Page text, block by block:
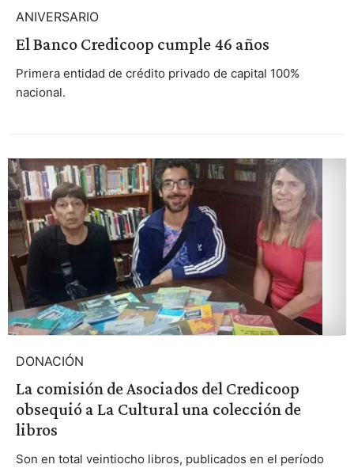
ANIVERSARIO
El Banco Credicoop cumple 46 años
Primera entidad de crédito privado de capital 100%
nacional.
DONACIÓN
La comisión de Asociados del Credicoop
obsequió a La Cultural una colección de
libros
Son en total veintiocho libros, publicados en el período